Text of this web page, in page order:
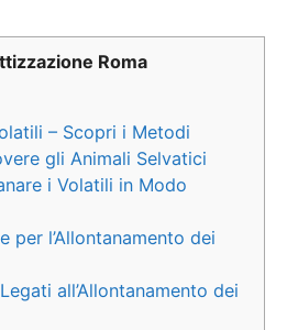
Roma
– Scopri i Metodi
gli Animali Selvatici
i Volatili in Modo
per l’Allontanamento dei
all’Allontanamento dei